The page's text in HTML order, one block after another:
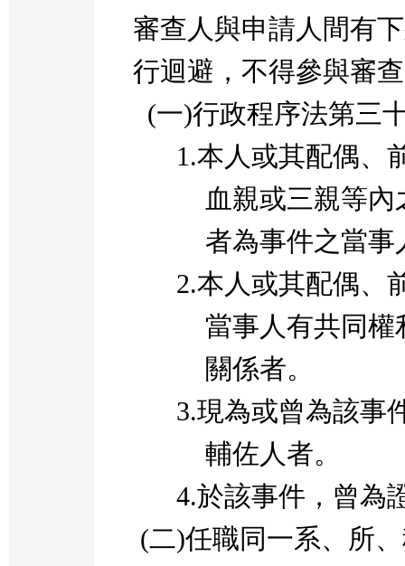
審查人與申請人間有
行迴避，不得參與審
(一)行政程序法第三
1.本人或其配偶、
血親或三親等
者為事件之當事
2.本人或其配偶、
當事人有共同
關係者。
3.現為或曾為該事
輔佐人者。
4.於該事件，曾為
(二)任職同一系、所